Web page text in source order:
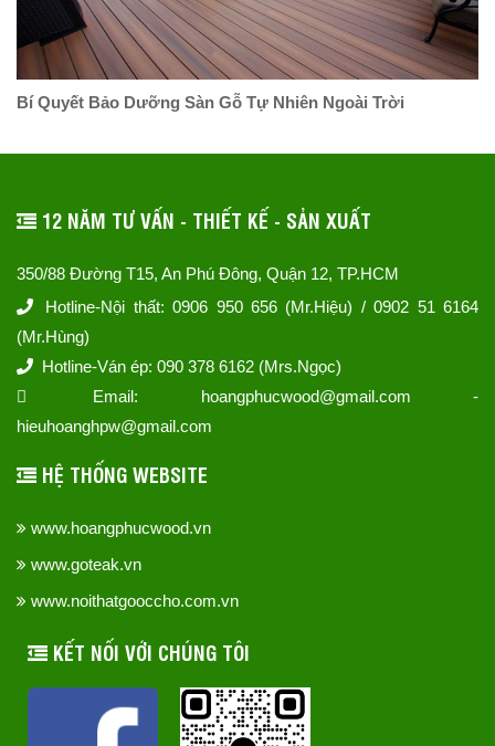
Bí Quyết Bảo Dưỡng Sàn Gỗ Tự Nhiên Ngoài Trời
12 NĂM TƯ VẤN - THIẾT KẾ - SẢN XUẤT
350/88 Đường T15, An Phú Đông, Quận 12, TP.HCM
Hotline-Nội thất: 0906 950 656 (Mr.Hiệu) / 0902 51 6164
(Mr.Hùng)
Hotline-Ván ép: 090 378 6162 (Mrs.Ngọc)
Email: hoangphucwood@gmail.com -
hieuhoanghpw@gmail.com
HỆ THỐNG WEBSITE
www.hoangphucwood.vn
www.goteak.vn
www.noithatgooccho.com.vn
KẾT NỐI VỚI CHÚNG TÔI